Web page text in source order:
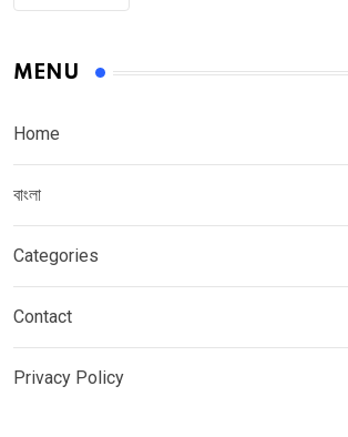
MENU
Home
বাংলা
Categories
Contact
Privacy Policy